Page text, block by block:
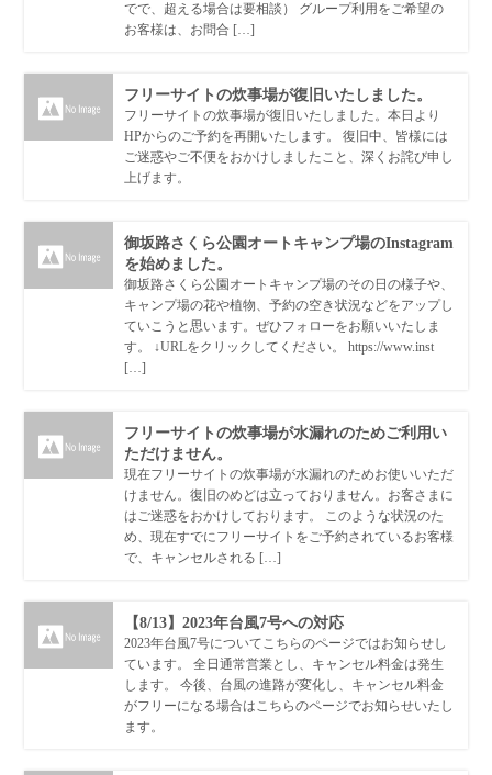
でで、超える場合は要相談） グループ利用をご希望の
お客様は、お問合 […]
フリーサイトの炊事場が復旧いたしました。
フリーサイトの炊事場が復旧いたしました。本日より
HPからのご予約を再開いたします。 復旧中、皆様には
ご迷惑やご不便をおかけしましたこと、深くお詫び申し
上げます。
御坂路さくら公園オートキャンプ場のInstagram
を始めました。
御坂路さくら公園オートキャンプ場のその日の様子や、
キャンプ場の花や植物、予約の空き状況などをアップし
ていこうと思います。ぜひフォローをお願いいたしま
す。 ↓URLをクリックしてください。 https://www.inst
[…]
フリーサイトの炊事場が水漏れのためご利用い
ただけません。
現在フリーサイトの炊事場が水漏れのためお使いいただ
けません。復旧のめどは立っておりません。お客さまに
はご迷惑をおかけしております。 このような状況のた
め、現在すでにフリーサイトをご予約されているお客様
で、キャンセルされる […]
【8/13】2023年台風7号への対応
2023年台風7号についてこちらのページではお知らせし
ています。 全日通常営業とし、キャンセル料金は発生
します。 今後、台風の進路が変化し、キャンセル料金
がフリーになる場合はこちらのページでお知らせいたし
ます。